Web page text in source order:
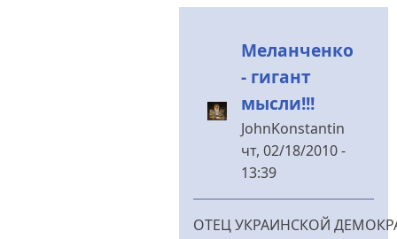
Меланченко
- гигант
мысли!!!
JohnKonstantin
чт, 02/18/2010 -
13:39
У
відповідь
ОТЕЦ УКРАИНСКОЙ